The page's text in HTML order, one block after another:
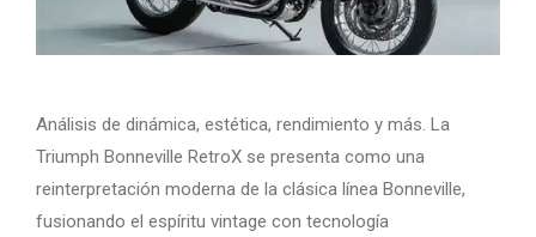
Análisis de dinámica, estética, rendimiento y más. La
Triumph Bonneville RetroX se presenta como una
reinterpretación moderna de la clásica línea Bonneville,
fusionando el espíritu vintage con tecnología